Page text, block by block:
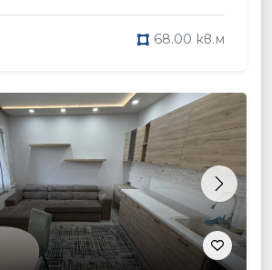
68.00 кв.м
Next